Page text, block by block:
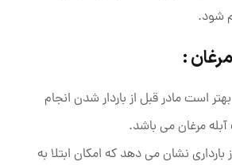
شود.
است مادر قبل از باردار شدن انجام
مرغان می باشد.
نشان می دهد که امکان ابتلا به